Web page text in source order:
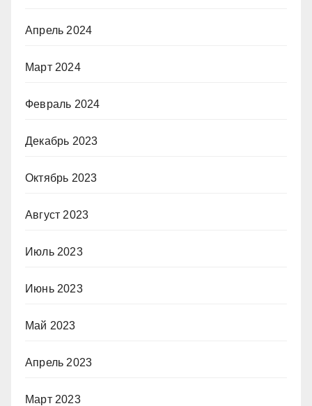
Апрель 2024
Март 2024
Февраль 2024
Декабрь 2023
Октябрь 2023
Август 2023
Июль 2023
Июнь 2023
Май 2023
Апрель 2023
Март 2023